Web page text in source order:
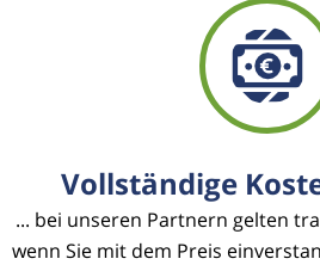
Vollständige
... bei unseren Partnern gelten
wenn Sie mit dem Preis